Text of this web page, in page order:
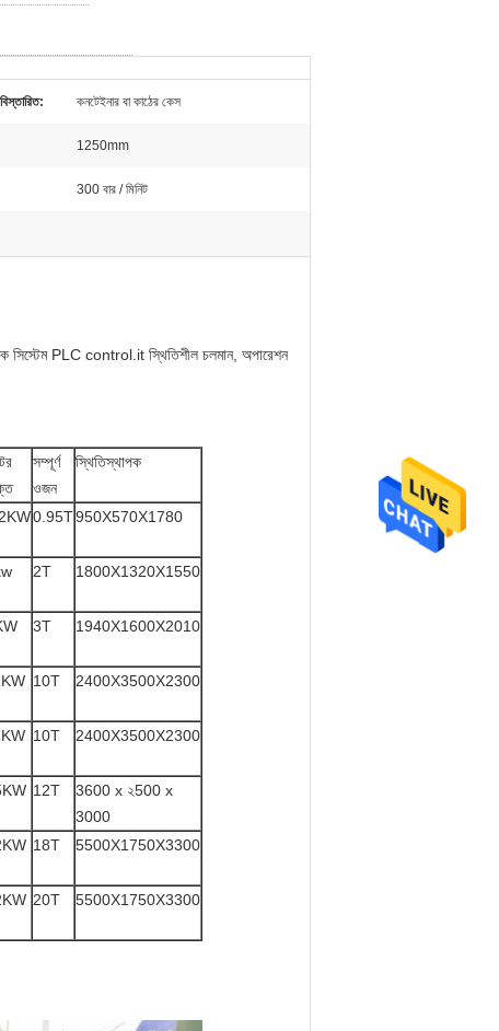
কনটেইনার বা কাঠের কেস
1250mm
300 বার / মিনিট
সিস্টেম PLC control.it স্থিতিশীল চলমান, অপারেশন
সম্পূর্ণ
ওজন
স্থিতিস্থাপক
0.95T950X570X1780
2T 1800X1320X1550
3T 1940X1600X2010
10T 2400X3500X2300
10T 2400X3500X2300
12T
3600 x ২500 x
3000
18T 5500X1750X3300
20T 5500X1750X3300